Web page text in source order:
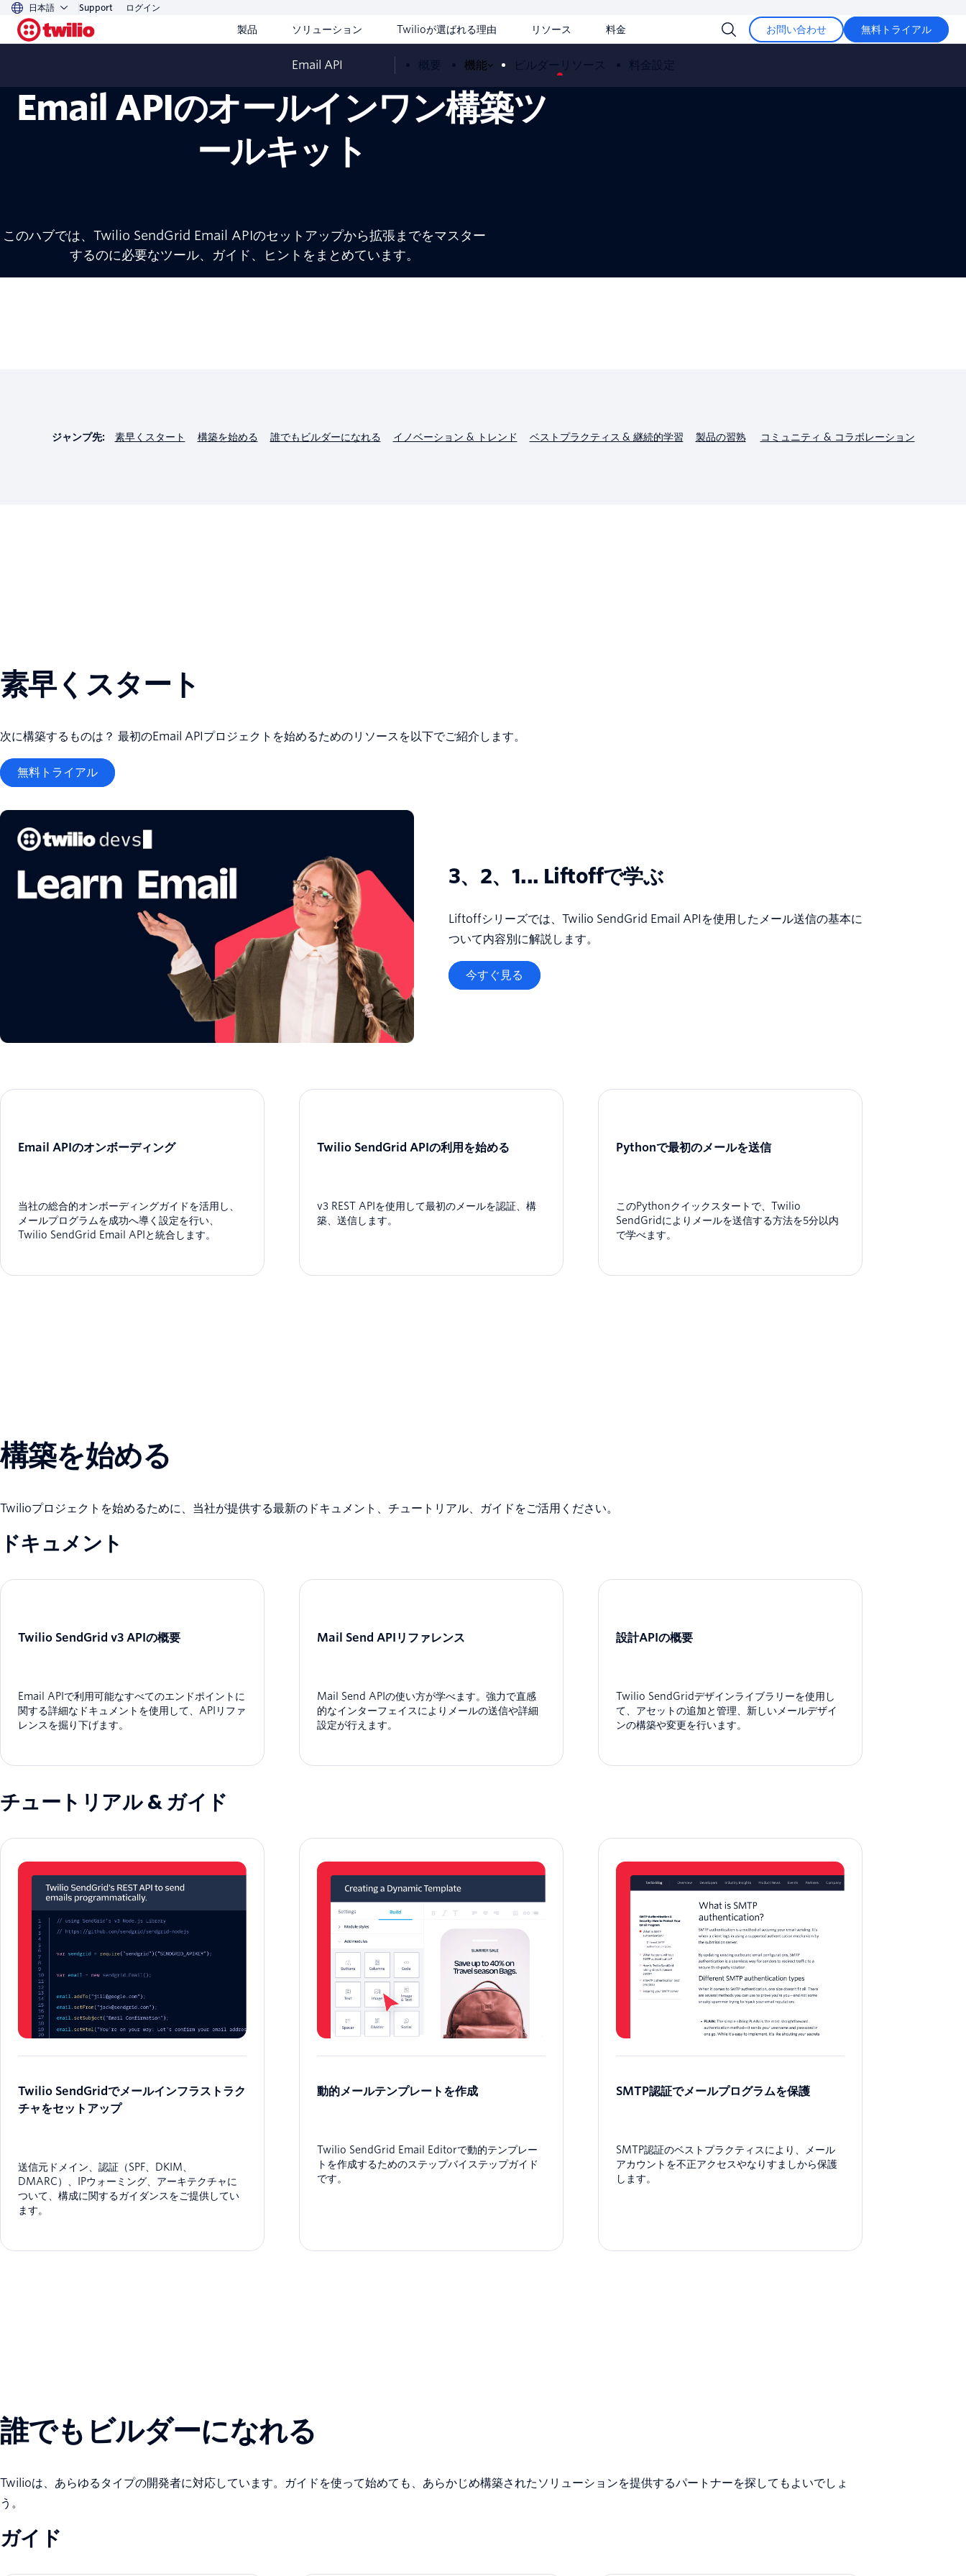
日本語 Support ログイン
製品 ソリューション Twilioが選ばれる理由 リソース 料金 お問い合わせ 無料トライアル
Email API 概要 機能 ビルダーリソース 料金設定
Email APIのオールインワン構築ツ
ールキット
このハブでは、Twilio SendGrid Email APIのセットアップから拡張までをマスター
するのに必要なツール、ガイド、ヒントをまとめています。
ジャンプ先: 素早くスタート 構築を始める 誰でもビルダーになれる イノベーション & トレンド ベストプラクティス & 継続的学習 製品の習熟 コミュニティ & コラボレーション
素早くスタート
次に構築するものは？ 最初のEmail APIプロジェクトを始めるためのリソースを以下でご紹介します。
無料トライアル
3、2、1... Liftoffで学ぶ
Liftoffシリーズでは、Twilio SendGrid Email APIを使用したメール送信の基本に
ついて内容別に解説します。
今すぐ見る
Email APIのオンボーディング
当社の総合的オンボーディングガイドを活用し、
メールプログラムを成功へ導く設定を行い、
Twilio SendGrid Email APIと統合します。
Twilio SendGrid APIの利用を始める
v3 REST APIを使用して最初のメールを認証、構
築、送信します。
Pythonで最初のメールを送信
このPythonクイックスタートで、Twilio
SendGridによりメールを送信する方法を5分以内
で学べます。
構築を始める
Twilioプロジェクトを始めるために、当社が提供する最新のドキュメント、チュートリアル、ガイドをご活用ください。
ドキュメント
Twilio SendGrid v3 APIの概要
Email APIで利用可能なすべてのエンドポイントに
関する詳細なドキュメントを使用して、APIリファ
レンスを掘り下げます。
Mail Send APIリファレンス
Mail Send APIの使い方が学べます。強力で直感
的なインターフェイスによりメールの送信や詳細
設定が行えます。
設計APIの概要
Twilio SendGridデザインライブラリーを使用し
て、アセットの追加と管理、新しいメールデザイ
ンの構築や変更を行います。
チュートリアル & ガイド
Twilio SendGridでメールインフラストラク
チャをセットアップ
送信元ドメイン、認証（SPF、DKIM、
DMARC）、IPウォーミング、アーキテクチャに
ついて、構成に関するガイダンスをご提供してい
ます。
動的メールテンプレートを作成
Twilio SendGrid Email Editorで動的テンプレー
トを作成するためのステップバイステップガイド
です。
SMTP認証でメールプログラムを保護
SMTP認証のベストプラクティスにより、メール
アカウントを不正アクセスやなりすましから保護
します。
誰でもビルダーになれる
Twilioは、あらゆるタイプの開発者に対応しています。ガイドを使って始めても、あらかじめ構築されたソリューションを提供するパートナーを探してもよいでしょ
う。
ガイド